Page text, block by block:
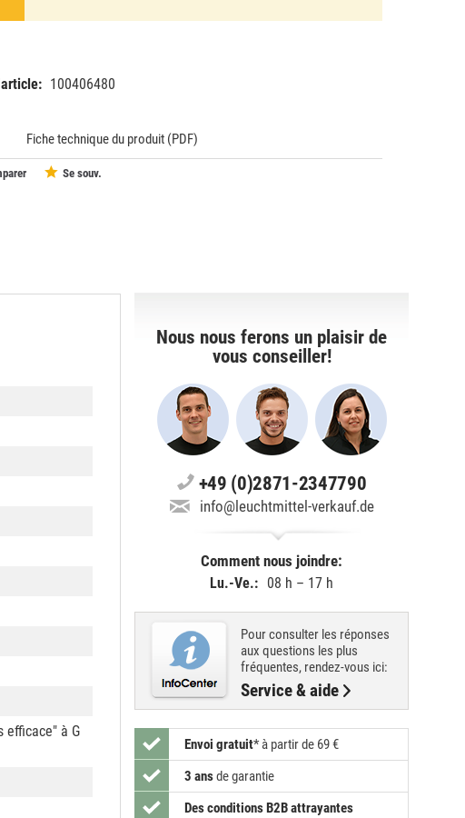
100406480
Fiche technique du produit (PDF)
Se souv.
efficace" à G
Nous nous ferons un plaisir de
vous conseiller!
+49 (0)2871-2347790
info@leuchtmittel-verkauf.de
Comment nous joindre:
Lu.-Ve.: 08 h – 17 h
Pour consulter les réponses
aux questions les plus
fréquentes, rendez-vous ici:
Service & aide
Envoi gratuit* à partir de 69 €
3 ansde garantie
Des conditions B2B attrayantes